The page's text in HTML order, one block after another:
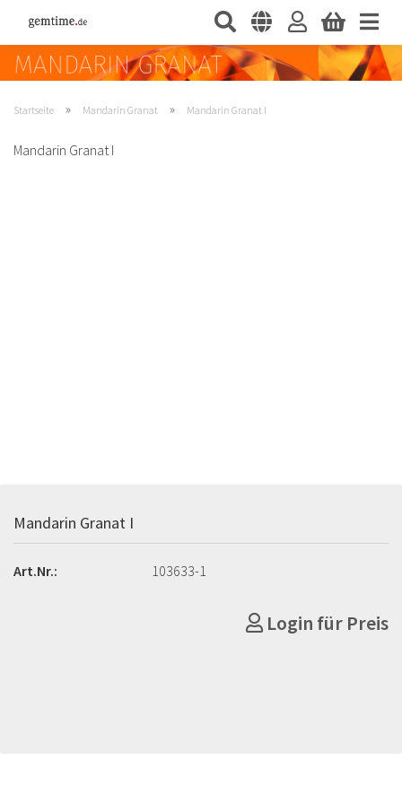
Startseite » Mandarin Granat » Mandarin Granat I
Mandarin Granat I
Mandarin Granat I
Art.Nr.: 103633-1
Login für Preis